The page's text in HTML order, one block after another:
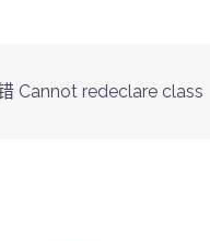
Cannot redeclare class